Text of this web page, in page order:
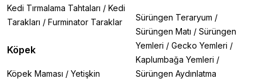
Kedi Tırmalama Tahtaları / Kedi
Tarakları / Furminator Taraklar
Köpek
Köpek Maması / Yetişkin
Sürüngen Teraryum /
Sürüngen Matı / Sürüngen
Yemleri / Gecko Yemleri /
Kaplumbağa Yemleri /
Sürüngen Aydınlatma